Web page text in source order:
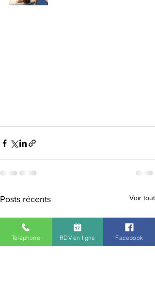
Posts récents Voir tout
Téléphone RDV en ligne Facebook